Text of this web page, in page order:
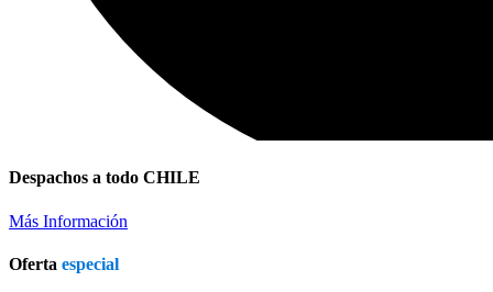
Patio Heater
Despachos a todo CHILE
Más Información
Oferta especial